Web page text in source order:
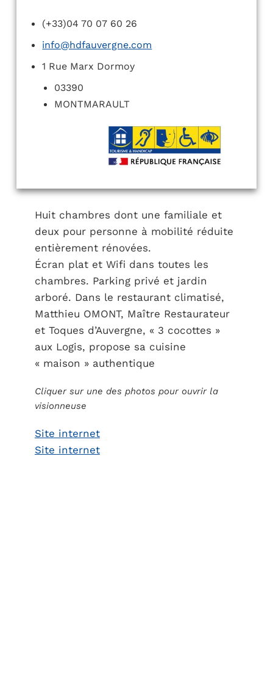
(+33)04 70 07 60 26
info@hdfauvergne.com
1 Rue Marx Dormoy
03390
MONTMARAULT
Huit chambres dont une familiale et
deux pour personne à mobilité réduite
entièrement rénovées.
Écran plat et Wifi dans toutes les
chambres. Parking privé et jardin
arboré. Dans le restaurant climatisé,
Matthieu OMONT, Maître Restaurateur
et Toques d’Auvergne, « 3 cocottes »
aux Logis, propose sa cuisine
« maison » authentique
Cliquer sur une des photos pour ouvrir la
visionneuse
Site internet
Site internet